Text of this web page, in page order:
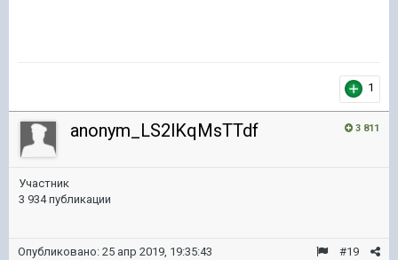
1
3 811
anonym_LS2lKqMsTTdf
Участник
3 934 публикации
#19
Опубликовано: 25 апр 2019, 19:35:43